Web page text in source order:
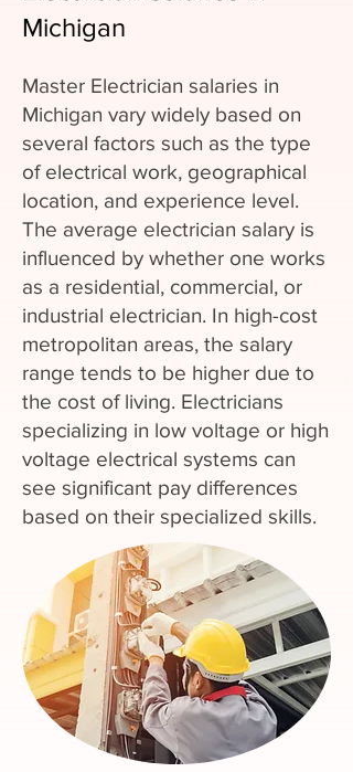
Michigan
Master Electrician salaries in
Michigan vary widely based on
several factors such as the type
of electrical work, geographical
location, and experience level.
The average electrician salary is
influenced by whether one works
as a residential, commercial, or
industrial electrician. In high-cost
metropolitan areas, the salary
range tends to be higher due to
the cost of living. Electricians
specializing in low voltage or high
voltage electrical systems can
see significant pay differences
based on their specialized skills.